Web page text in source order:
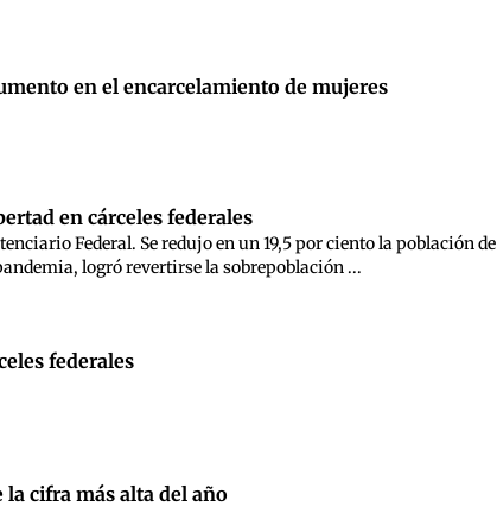
en el encarcelamiento de mujeres
en cárceles federales
Federal. Se redujo en un 19,5 por ciento la población de
logró revertirse la sobrepoblación ...
federales
cifra más alta del año